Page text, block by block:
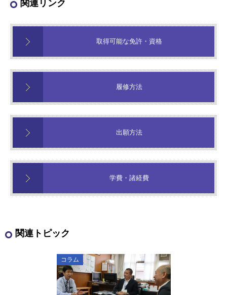
関連リンク
取得可能な免許・資格
履修方法
出願方法
学費・諸経費
関連トピック
コラム